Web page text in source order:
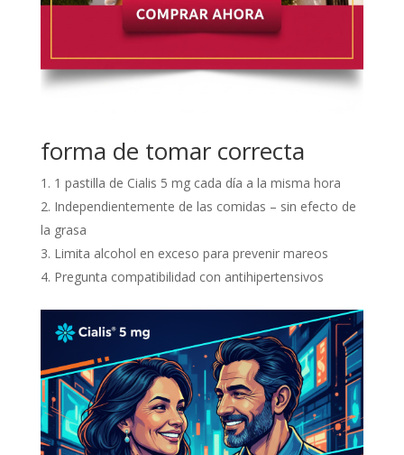
forma de tomar correcta
1 pastilla de Cialis 5 mg cada día a la misma hora
Independientemente de las comidas – sin efecto de
la grasa
Limita alcohol en exceso para prevenir mareos
Pregunta compatibilidad con antihipertensivos